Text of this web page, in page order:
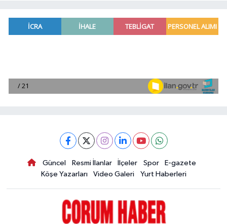
Güncel Resmi İlanlar İlçeler Spor
E-gazete
Köşe Yazarları
Video Galeri Yurt Haberleri